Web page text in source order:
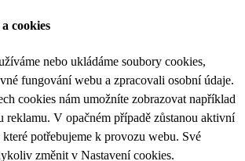
cookies
nebo ukládáme soubory cookies,
fungování webu a zpracovali osobní údaje.
cookies nám umožníte zobrazovat například
reklamu. V opačném případě zůstanou aktivní
potřebujeme k provozu webu. Své
změnit v Nastavení cookies.